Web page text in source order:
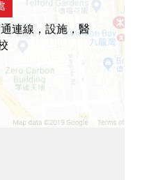
連線，設施，醫